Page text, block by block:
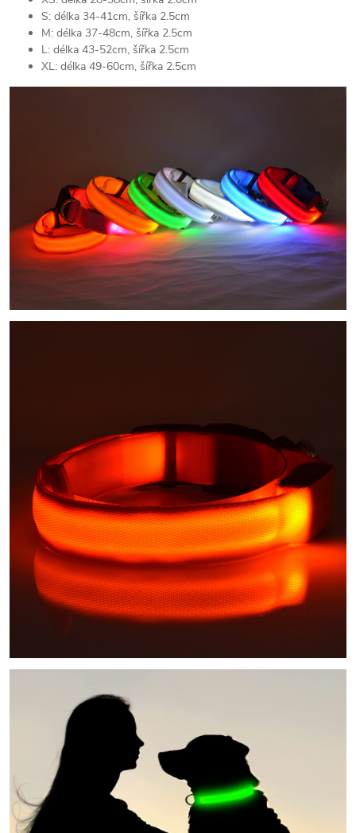
S: délka 34-41cm, šířka 2.5cm
M: délka 37-48cm, šířka 2.5cm
L: délka 43-52cm, šířka 2.5cm
XL: délka 49-60cm, šířka 2.5cm